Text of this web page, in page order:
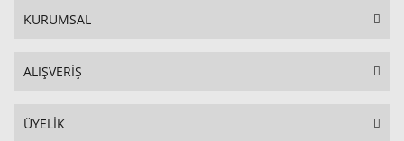
KURUMSAL
ALIŞVERİŞ
ÜYELİK